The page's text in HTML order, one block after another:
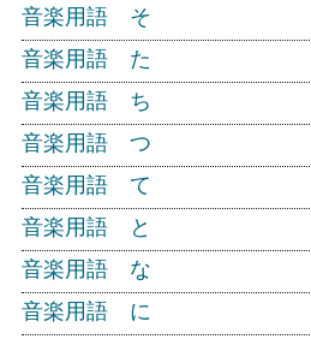
音楽用語 そ
音楽用語 た
音楽用語 ち
音楽用語 つ
音楽用語 て
音楽用語 と
音楽用語 な
音楽用語 に